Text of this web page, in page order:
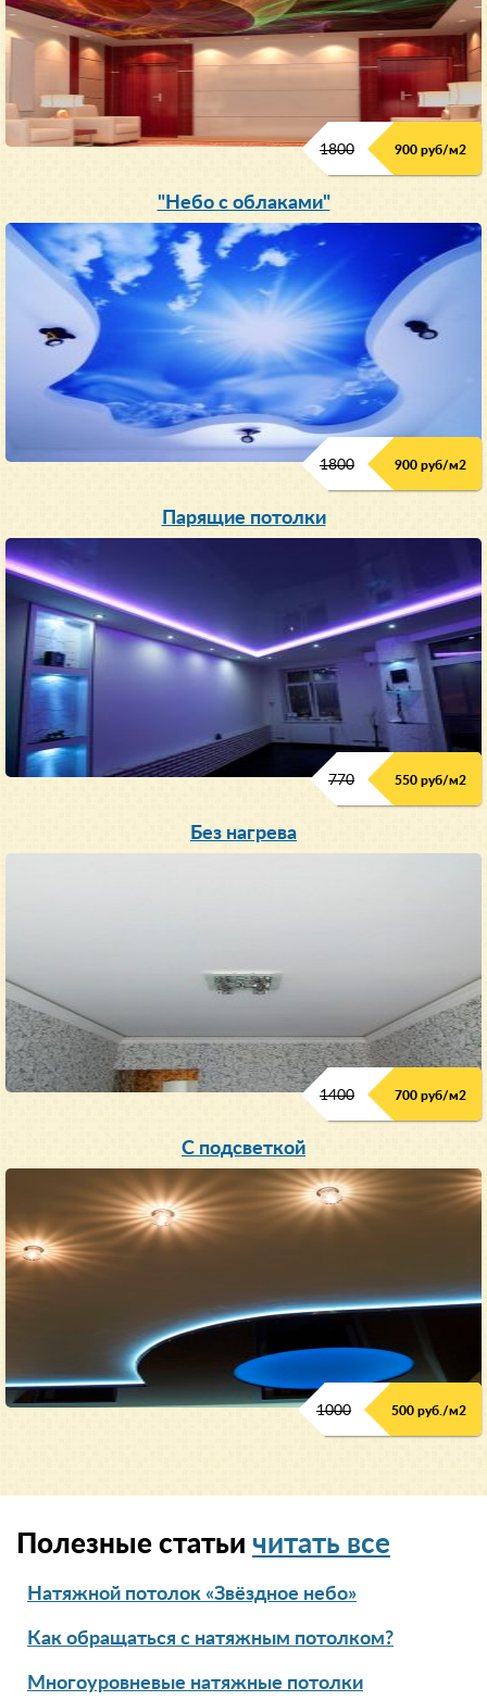
1800 900 руб/м2
"Небо с облаками"
1800 900 руб/м2
Парящие потолки
770 550 руб/м2
Без нагрева
1400 700 руб/м2
С подсветкой
1000 500 руб./м2
Полезные статьи читать все
Натяжной потолок «Звёздное небо»
Как обращаться с натяжным потолком?
Многоуровневые натяжные потолки